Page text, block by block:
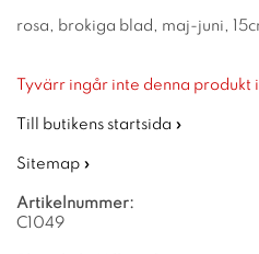
rosa, brokiga blad, maj-juni,
Tyvärr ingår inte denna
Till butikens startsida »
Sitemap »
Artikelnummer:
C1049